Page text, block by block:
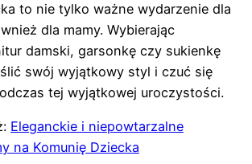
to nie tylko ważne wydarzenie dla
dla mamy. Wybierając
damski, garsonkę czy sukienkę
swój wyjątkowy styl i czuć się
tej wyjątkowej uroczystości.
Eleganckie i niepowtarzalne
na Komunię Dziecka